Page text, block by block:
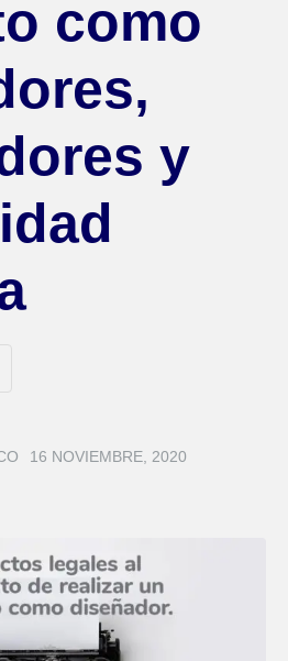
como
y
16 NOVIEMBRE, 2020